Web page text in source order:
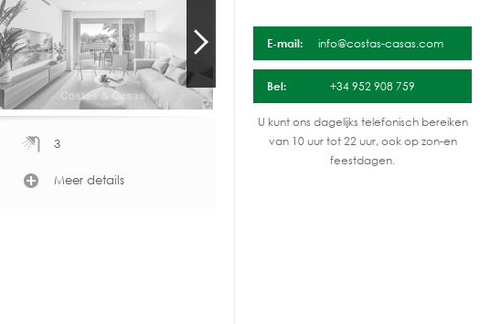
3
Meer details
E-mail: info@costas-casas.com
Bel: +34 952 908 759
U kunt ons dagelijks telefonisch bereiken
van 10 uur tot 22 uur, ook op zon-en
feestdagen.